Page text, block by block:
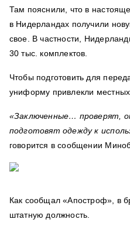
Там пояснили, что в
в Нидерландах получили
свое. В частности,
30 тыс. комплектов.
Чтобы подготовить для
униформу привлекли
«Заключенные… проверят,
подготовят одежду к
говорится в сообщении
Как сообщал «Апостроф», в
штатную должность.